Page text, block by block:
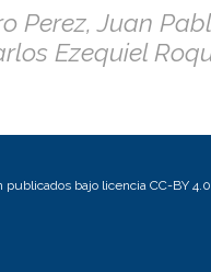
Perez, Juan
Ezequiel
bajo licencia CC-BY 4.0